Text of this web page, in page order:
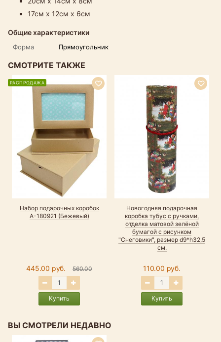
17см х 12см х 6см
Общие характеристики
Форма Прямоугольник
СМОТРИТЕ ТАКЖЕ
Набор подарочных коробок
А-180921 (Бежевый)
445.00 руб. 560.00
Купить
РАСПРОДАЖА
Новогодняя подарочная
коробка тубус с ручками,
отделка матовой зелёной
бумагой с рисунком
"Снеговики", размер d9*h32,5
см.
110.00 руб.
Купить
ВЫ СМОТРЕЛИ НЕДАВНО